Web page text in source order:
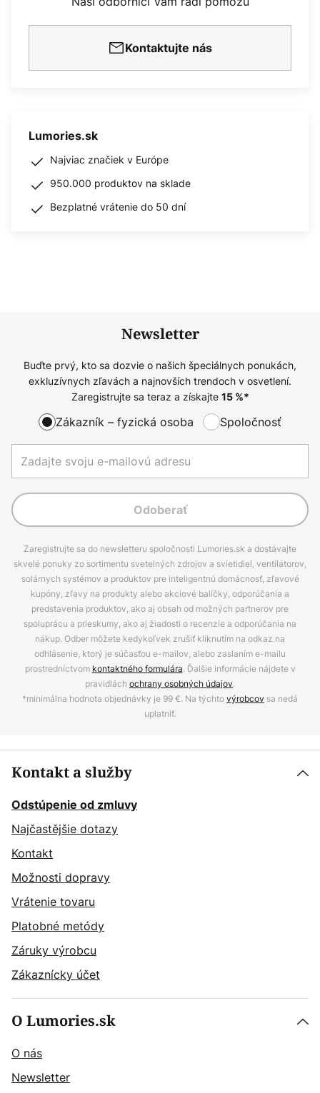
Kontaktujte nás
Lumories.sk
Najviac značiek v Európe
950.000 produktov na sklade
Bezplatné vrátenie do 50 dní
Newsletter
Buďte prvý, kto sa dozvie o našich špeciálnych ponukách,
exkluzívnych zľavách a najnovších trendoch v osvetlení.
Zaregistrujte sa teraz a získajte 15%*
Zákazník – fyzická osoba Spoločnosť
Odoberať
Zaregistrujte sa do newsletteru spoločnosti Lumories.sk a dostávajte
skvelé ponuky zo sortimentu svetelných zdrojov a svietidiel, ventilátorov,
solárnych systémov a produktov pre inteligentnú domácnosť, zľavové
kupóny, zľavy na produkty alebo akciové balíčky, odporúčania a
predstavenia produktov, ako aj obsah od možných partnerov pre
spoluprácu a prieskumy, ako aj žiadosti o recenzie a odporúčania na
nákup. Odber môžete kedykoľvek zrušiť kliknutím na odkaz na
odhlásenie, ktorý je súčasťou e-mailov, alebo zaslaním e-mailu
prostredníctvom kontaktného formulára. Ďalšie informácie nájdete v
pravidlách ochrany osobných údajov.
*minimálna hodnota objednávky je 99 €. Na týchtovýrobcov sa nedá
uplatniť.
Kontakt a služby
Odstúpenie od zmluvy
Najčastějšie dotazy
Kontakt
Možnosti dopravy
Vrátenie tovaru
Platobné metódy
Záruky výrobcu
Zákaznícky účet
O Lumories.sk
O nás
Newsletter